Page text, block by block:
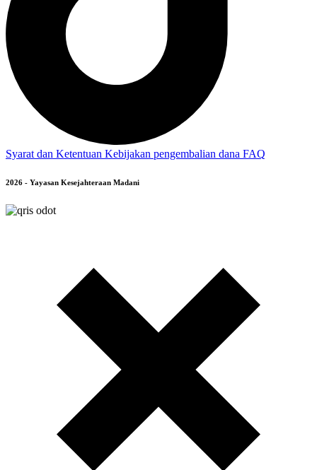
Syarat dan Ketentuan Kebijakan pengembalian dana FAQ
2026 - Yayasan Kesejahteraan Madani